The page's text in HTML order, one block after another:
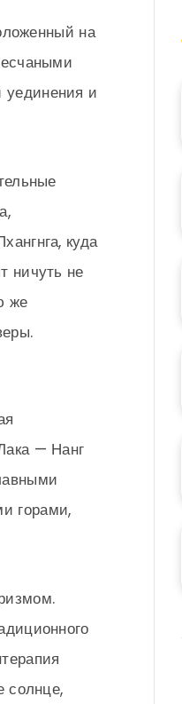
на
и
куда
ничуть не
же
— Нанг
горами,
солнце,